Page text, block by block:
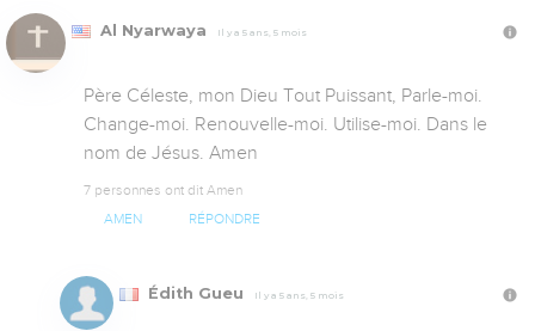
Al Nyarwaya Il y a 5 ans, 5 mois
Père Céleste, mon Dieu Tout Puissant, Parle-moi.
Change-moi. Renouvelle-moi. Utilise-moi. Dans le
nom de Jésus. Amen
7 personnes ont dit Amen
AMEN RÉPONDRE
Édith Gueu Il y a 5 ans, 5 mois